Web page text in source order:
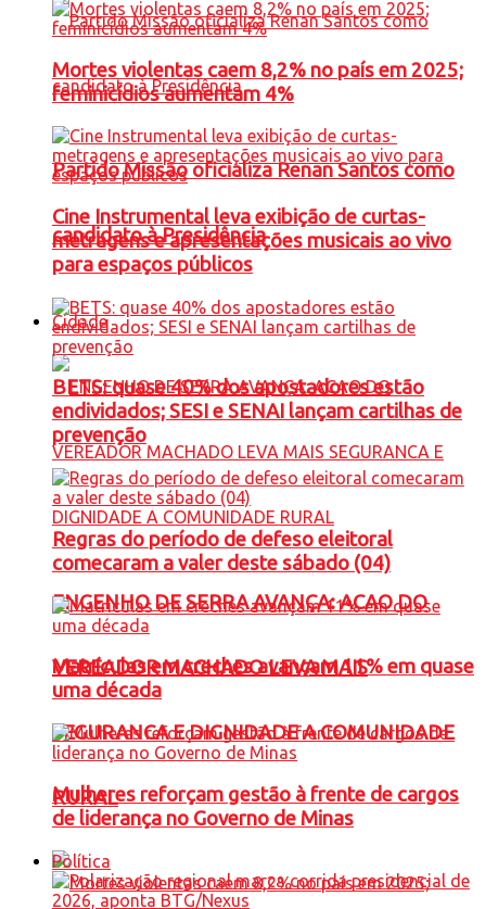
Partido Missão oficializa Renan Santos como
candidato à Presidência
Cidade
ENGENHO DE SERRA AVANÇA: ACAO DO
VEREADOR MACHADO LEVA MAIS
SEGURANCA E DIGNIDADE A COMUNIDADE
RURAL
Mortes violentas caem 8,2% no país em 2025;
feminicídios aumentam 4%
Cine Instrumental leva exibição de curtas-
metragens e apresentações musicais ao vivo
para espaços públicos
BETS: quase 40% dos apostadores estão
endividados; SESI e SENAI lançam cartilhas de
prevenção
Regras do período de defeso eleitoral
comecaram a valer deste sábado (04)
Matrículas em creches avançam 11% em quase
uma década
Mulheres reforçam gestão à frente de cargos
de liderança no Governo de Minas
Política